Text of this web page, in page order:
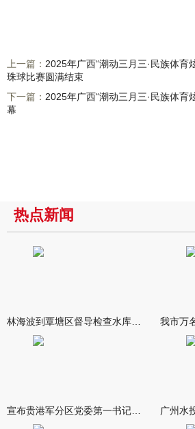
上一篇： 2025年广西“潮动三月三·民族体育
珠球比赛圆满结束
下一篇： 2025年广西“潮动三月三·民族体育
幕
热点新闻